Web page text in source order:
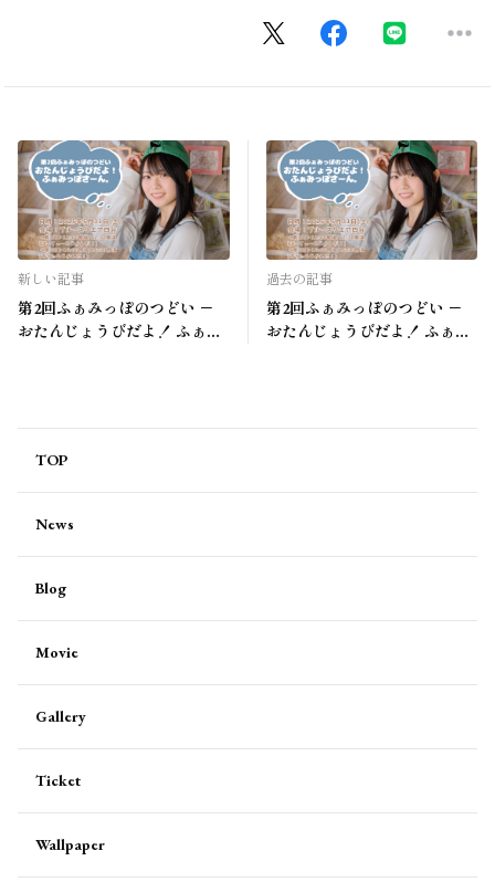
新しい記事
第2回ふぁみっぽのつどい －
おたんじょうびだよ！ ふぁみ
過去の記事
第2回ふぁみっぽのつどい －
おたんじょうびだよ！ ふぁみ
TOP
News
Blog
Movie
Gallery
Ticket
Wallpaper